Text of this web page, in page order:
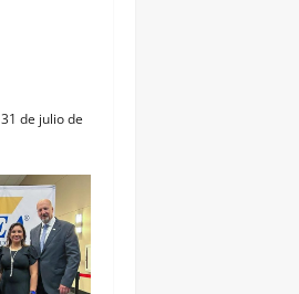
31 de julio de